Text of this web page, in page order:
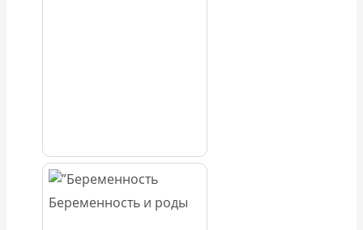
Беременность и роды